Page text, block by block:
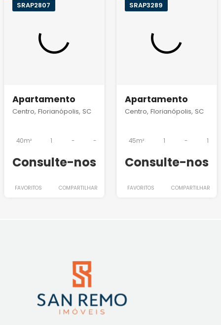
SRAP2807
Apartamento
Centro, Florianópolis, SC
40m² 1 - -
Consulte-nos
FAVORITOS COMPARTILHAR
SRAP3289
Apartamento
Centro, Florianópolis, SC
45m² 1 - 1
Consulte-nos
FAVORITOS COMPARTILHAR